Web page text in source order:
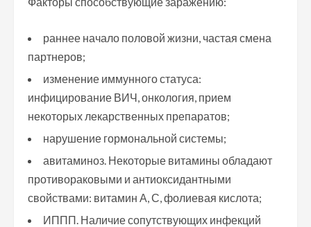
раннее начало половой жизни, частая смена
партнеров;
изменение иммунного статуса:
инфицирование ВИЧ, онкология, прием
некоторых лекарственных препаратов;
нарушение гормональной системы;
авитаминоз. Некоторые витамины обладают
противораковыми и антиоксидантными
свойствами: витамин А, С, фолиевая кислота;
ИППП. Наличие сопутствующих инфекций